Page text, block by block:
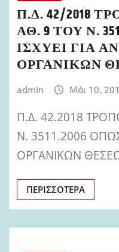
Π.Δ. 42/2018
ΑΘ. 9 ΤΟΥ Ν.
ΙΣΧΥΕΙ ΓΙΑ
ΟΡΓΑΝΙΚΩΝ
admin Μάι 10,
Π.Δ. 42.2018
Ν. 3511.2006
ΟΡΓΑΝΙΚΩΝ
ΠΕΡΙΣΣΌΤΕΡΑ